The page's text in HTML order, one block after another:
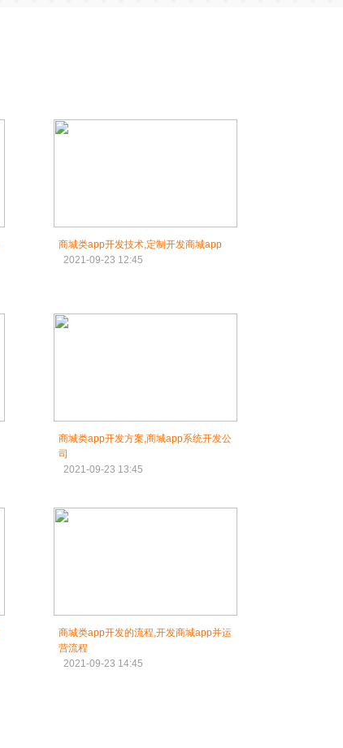
商城类app开发技术,定制开发商城app
2021-09-23 12:45
商城类app开发方案,商城app系统开发公
司
2021-09-23 13:45
商城类app开发的流程,开发商城app并运
营流程
2021-09-23 14:45